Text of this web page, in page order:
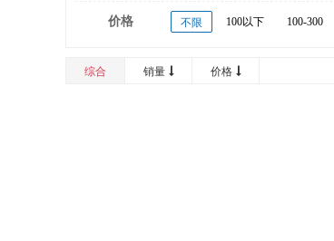
台式计算机及配件
便携式计算机及配件
价格 不限 100以下 100-300
综合 销量 价格